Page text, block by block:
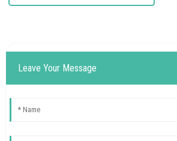
Leave Your Message